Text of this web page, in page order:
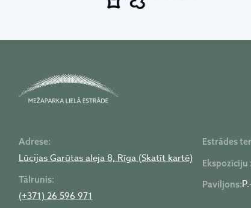
Adrese:
Lūcijas Garūtas aleja 8, Rīga (Skatīt kartē)
Tālrunis:
(+371) 26 596 971
Estrādes
Ekspozīciju
Paviljons: